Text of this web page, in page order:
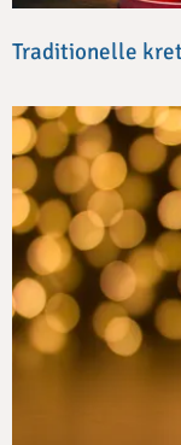
Traditionelle